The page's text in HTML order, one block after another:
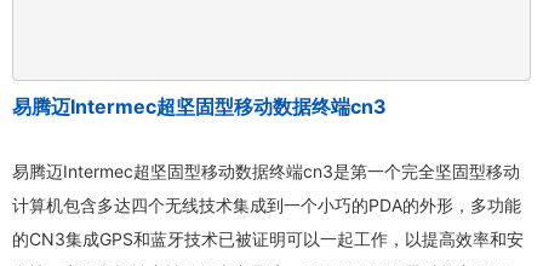
易腾迈Intermec超坚固型移动数据终端cn3
易腾迈Intermec超坚固型移动数据终端cn3是第一个完全坚固型移动
计算机包含多达四个无线技术集成到一个小巧的PDA的外形，多功能
的CN3集成GPS和蓝牙技术已被证明可以一起工作，以提高效率和安